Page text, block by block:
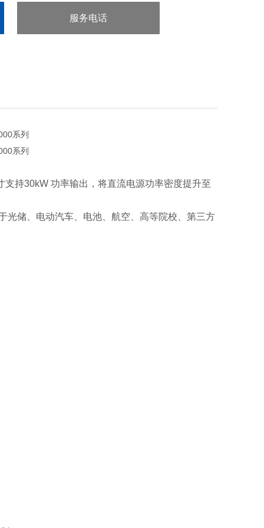
服务电话
持30kW 功率输出，将直流电源功率密度提升至
光储、电动汽车、电池、航空、高等院校、第三方